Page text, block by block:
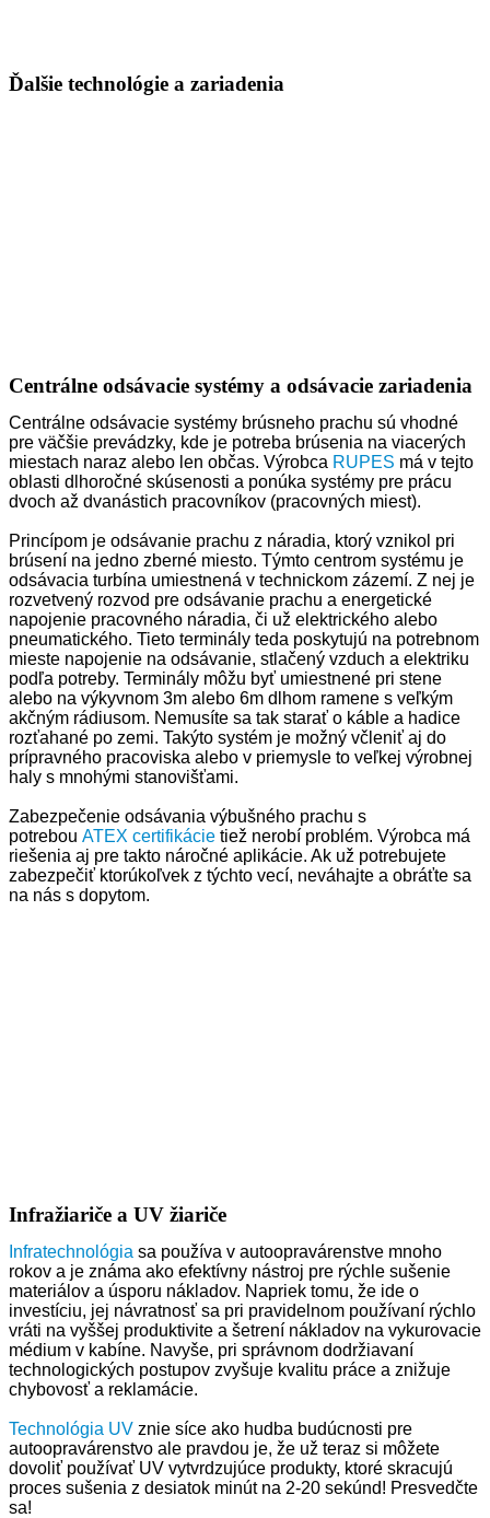
Ďalšie technológie a zariadenia
Centrálne odsávacie systémy a odsávacie zariadenia
Centrálne odsávacie systémy brúsneho prachu sú vhodné
pre väčšie prevádzky, kde je potreba brúsenia na viacerých
miestach naraz alebo len občas. Výrobca RUPES má v tejto
oblasti dlhoročné skúsenosti a ponúka systémy pre prácu
dvoch až dvanástich pracovníkov (pracovných miest).
Princípom je odsávanie prachu z náradia, ktorý vznikol pri
brúsení na jedno zberné miesto. Týmto centrom systému je
odsávacia turbína umiestnená v technickom zázemí. Z nej je
rozvetvený rozvod pre odsávanie prachu a energetické
napojenie pracovného náradia, či už elektrického alebo
pneumatického. Tieto terminály teda poskytujú na potrebnom
mieste napojenie na odsávanie, stlačený vzduch a elektriku
podľa potreby. Terminály môžu byť umiestnené pri stene
alebo na výkyvnom 3m alebo 6m dlhom ramene s veľkým
akčným rádiusom. Nemusíte sa tak starať o káble a hadice
rozťahané po zemi. Takýto systém je možný včleniť aj do
prípravného pracoviska alebo v priemysle to veľkej výrobnej
haly s mnohými stanovišťami.
Zabezpečenie odsávania výbušného prachu s
potrebou ATEX certifikácie tiež nerobí problém. Výrobca má
riešenia aj pre takto náročné aplikácie. Ak už potrebujete
zabezpečiť ktorúkoľvek z týchto vecí, neváhajte a obráťte sa
na nás s dopytom.
Infražiariče a UV žiariče
Infratechnológia sa používa v autoopravárenstve mnoho
rokov a je známa ako efektívny nástroj pre rýchle sušenie
materiálov a úsporu nákladov. Napriek tomu, že ide o
investíciu, jej návratnosť sa pri pravidelnom používaní rýchlo
vráti na vyššej produktivite a šetrení nákladov na vykurovacie
médium v kabíne. Navyše, pri správnom dodržiavaní
technologických postupov zvyšuje kvalitu práce a znižuje
chybovosť a reklamácie.
Technológia UV znie síce ako hudba budúcnosti pre
autoopravárenstvo ale pravdou je, že už teraz si môžete
dovoliť používať UV vytvrdzujúce produkty, ktoré skracujú
proces sušenia z desiatok minút na 2-20 sekúnd! Presvedčte
sa!